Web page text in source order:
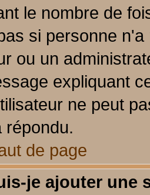
le nombre de
si personne
ou un
expliquant
ne peut
répondu.
de page
je ajouter une